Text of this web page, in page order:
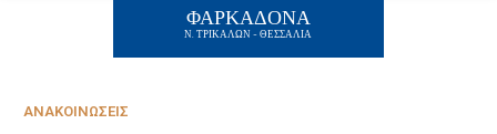
ΦΑΡΚΑΔΟΝΑ
Ν. ΤΡΙΚΑΛΩΝ - ΘΕΣΣΑΛΙΑ
ΑΝΑΚΟΙΝΏΣΕΙΣ